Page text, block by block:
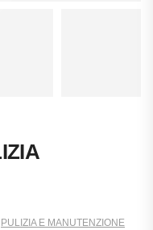
PULIZIA E MANUTENZIONE